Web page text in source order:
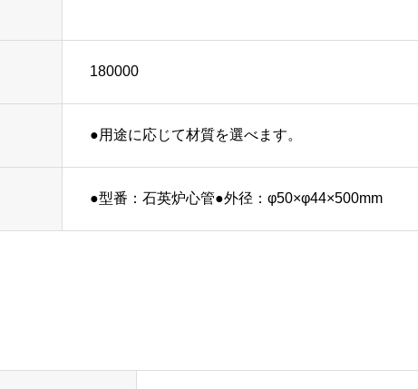
180000
●用途に応じて材質を選べます。
●型番：石英炉心管●外径：φ50×φ44×500mm